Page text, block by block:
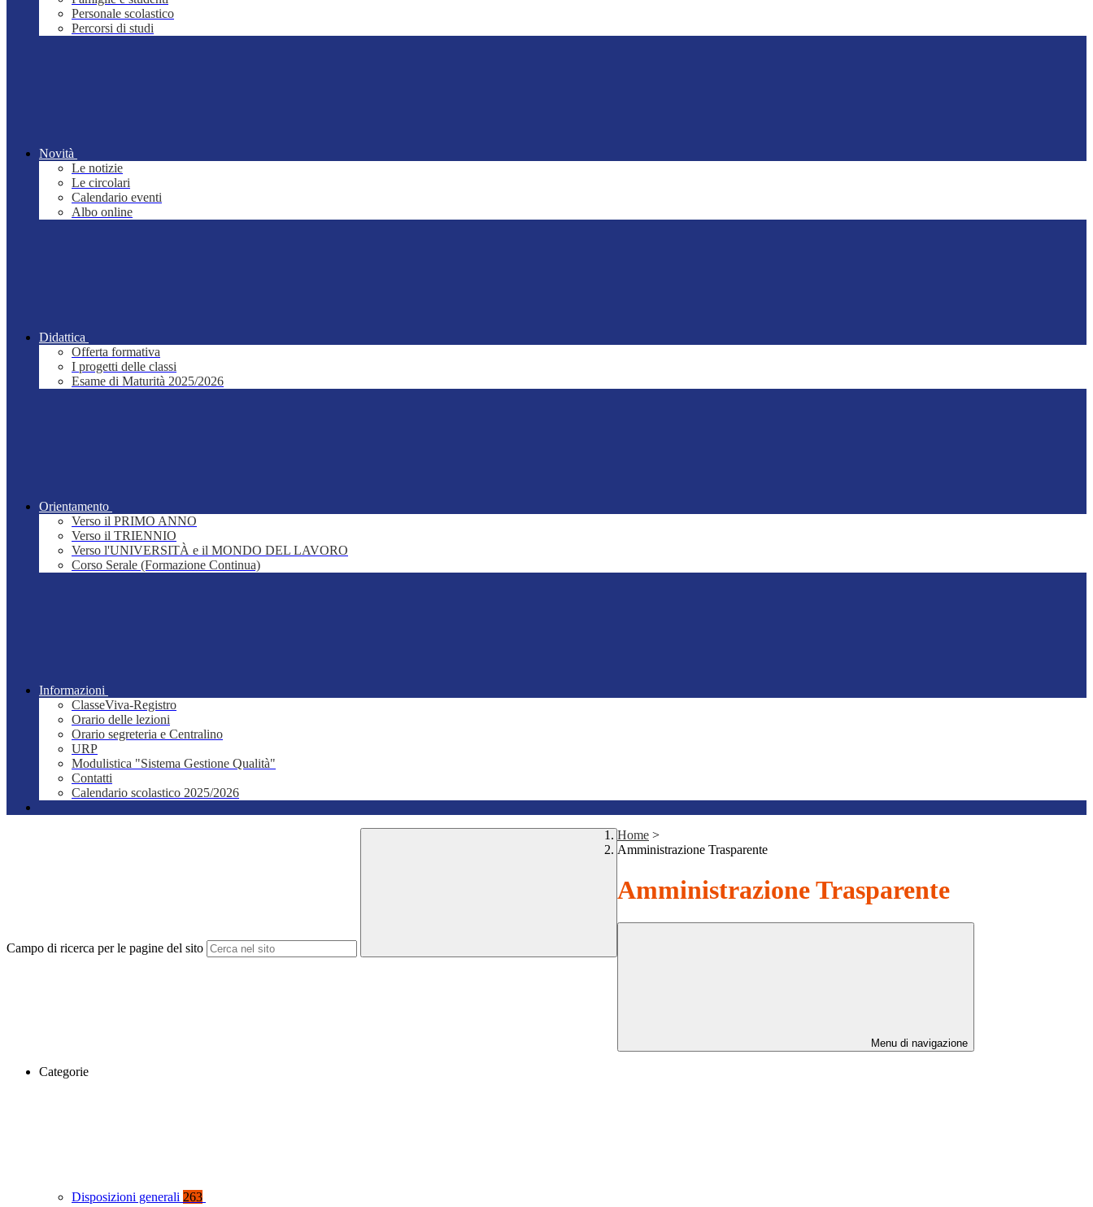
Personale scolastico
Percorsi di studi
Novità
Le notizie
Le circolari
Calendario eventi
Albo online
Didattica
Offerta formativa
I progetti delle classi
Esame di Maturità 2025/2026
Orientamento
Verso il PRIMO ANNO
Verso il TRIENNIO
Verso l'UNIVERSITÀ e il MONDO DEL LAVORO
Corso Serale (Formazione Continua)
Informazioni
ClasseViva-Registro
Orario delle lezioni
Orario segreteria e Centralino
URP
Modulistica "Sistema Gestione Qualità"
Contatti
Calendario scolastico 2025/2026
Campo di ricerca per le pagine del sito
Home >
Amministrazione Trasparente
Amministrazione Trasparente
Menu di navigazione
Categorie
Disposizioni generali 263